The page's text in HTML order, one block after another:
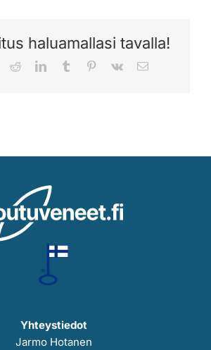
haluamallasi tavalla!
RedditLinkedInTumblr Pinterest
Vk Sähköposti
Yhteystiedot
Jarmo Hotanen